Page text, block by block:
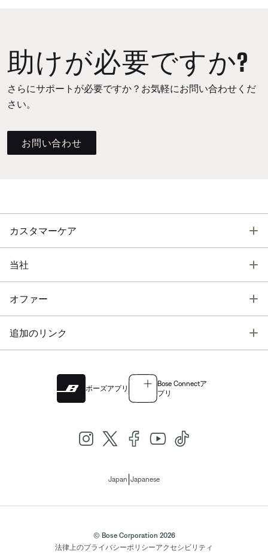
助けが必要ですか?
さらにサポートが必要ですか？お気軽にお問い合わせくだ
さい。
お問い合わせ
カスタマーケア
当社
オファー
追加のリンク
ボーズアプリ
Bose Connectア
プリ
Japan Japanese
© Bose Corporation 2026
法律上のプライバシーポリシーアクセシビリティ